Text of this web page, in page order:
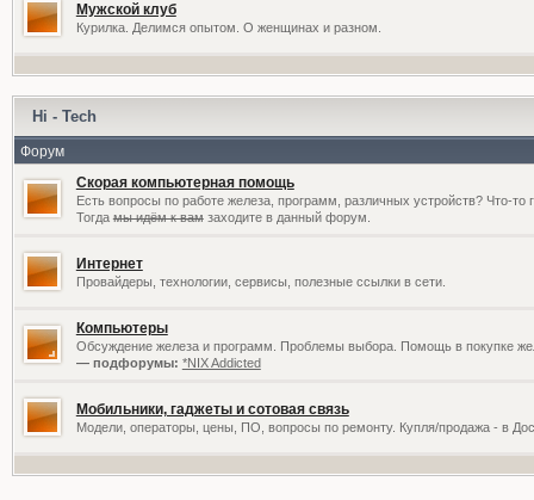
Мужской клуб
Курилка. Делимся опытом. О женщинах и разном.
Hi - Tech
Форум
Скорая компьютерная помощь
Есть вопросы по работе железа, программ, различных устройств? Что-то
Тогдамы идём к вамзаходите в данный форум.
Интернет
Провайдеры, технологии, сервисы, полезные ссылки в сети.
Компьютеры
Обсуждение железа и программ. Проблемы выбора. Помощь в покупке
— подфорумы: *NIX Addicted
Мобильники, гаджеты и сотовая связь
Модели, операторы, цены, ПО, вопросы по ремонту. Купля/продажа - в